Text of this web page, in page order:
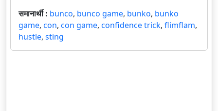
समानार्थी : bunco, bunco game, bunko, bunko
game, con, con game, confidence trick, flimflam,
hustle, sting